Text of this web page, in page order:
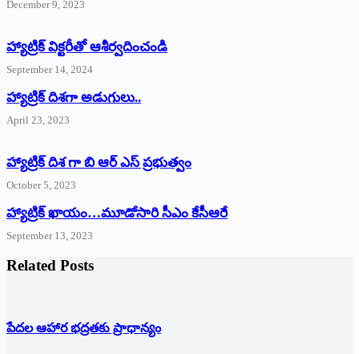
December 9, 2023
హ్యాట్రిక్‌ ‌విక్టరీతో ఆశీర్వదించండి
September 14, 2024
‌హ్యాట్రిక్‌ ‌దిశగా అడుగులు..
April 23, 2023
హ్యాట్రిక్ దిశ గా బి ఆర్ ఎస్ ప్రభుత్వం
October 5, 2023
హ్యాట్రిక్‌ ‌ఖాయం…మూడోసారి సీఎం కేసీఆరే
September 13, 2023
Related Posts
పేదల ఆహార భద్రతకు ప్రాధాన్యం